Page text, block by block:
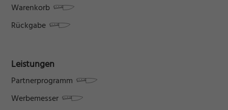
Warenkorb
Rückgabe
Leistungen
Partnerprogramm
Werbemesser